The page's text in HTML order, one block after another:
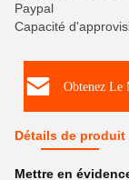
Paypal
Capacité
Obtenez
Détails de produit
Mettre en